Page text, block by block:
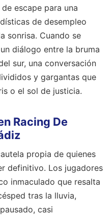
escape para una
de desempleo
sonrisa. Cuando se
diálogo entre la bruma
sur, una conversación
y gargantas que
o el sol de justicia.
Racing De
propia de quienes
definitivo. Los jugadores
inmaculado que resalta
tras la lluvia,
casi